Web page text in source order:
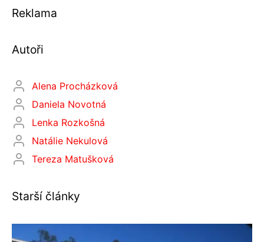
Reklama
Autoři
Alena Procházková
Daniela Novotná
Lenka Rozkošná
Natálie Nekulová
Tereza Matušková
Starší články